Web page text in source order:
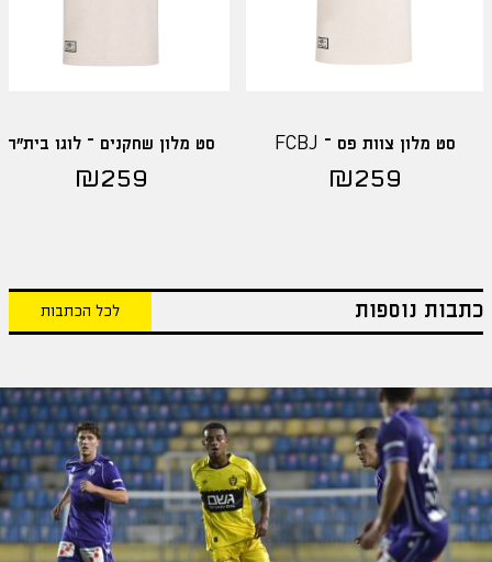
סט מלון צוות פס – FCBJ
₪259
סט מלון שחקנים – לוגו בית"ר
₪259
כתבות נוספות לכל הכתבות